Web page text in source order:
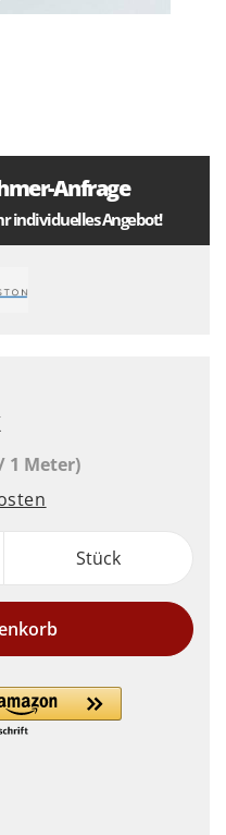
Anfrage
individuelles Angebot!
1 Meter)
Stück